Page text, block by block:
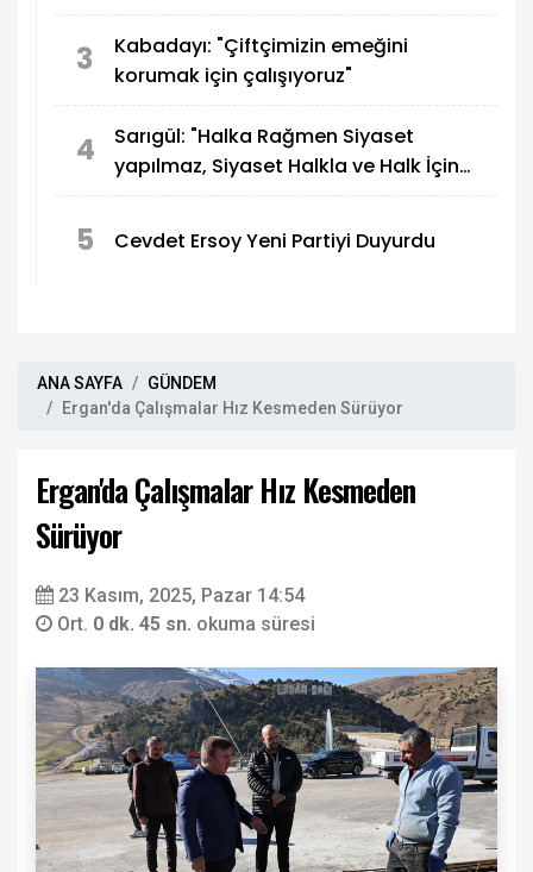
3
Kabadayı: "Çiftçimizin emeğini
korumak için çalışıyoruz"
4
Sarıgül: "Halka Rağmen Siyaset
yapılmaz, Siyaset Halkla ve Halk İçin
5 Cevdet Ersoy Yeni Partiyi Duyurdu
ANA SAYFA
GÜNDEM
Ergan'da Çalışmalar Hız Kesmeden Sürüyor
Ergan'da Çalışmalar Hız Kesmeden
Sürüyor
23 Kasım, 2025, Pazar 14:54
Ort. 0 dk. 45 sn. okuma süresi